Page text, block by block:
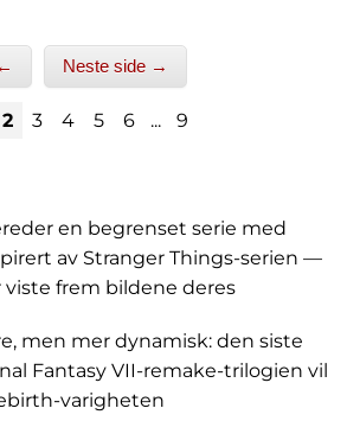
← Neste side →
2 3 4 5 6 ... 9
en begrenset serie med
av Stranger Things-serien —
frem bildene deres
men mer dynamisk: den siste
Fantasy VII-remake-trilogien vil
varigheten